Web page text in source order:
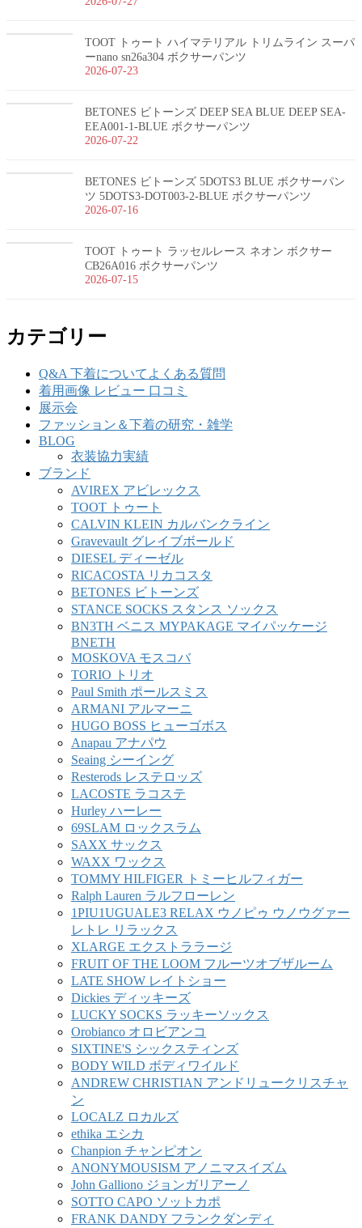
TOOT トゥート ハイマテリアル トリムライン スーパ
ーnano sn26a304 ボクサーパンツ
2026-07-23
BETONES ビトーンズ DEEP SEA BLUE DEEP SEA-
EEA001-1-BLUE ボクサーパンツ
2026-07-22
BETONES ビトーンズ 5DOTS3 BLUE ボクサーパン
ツ 5DOTS3-DOT003-2-BLUE ボクサーパンツ
2026-07-16
TOOT トゥート ラッセルレース ネオン ボクサー
CB26A016 ボクサーパンツ
2026-07-15
カテゴリー
Q&A 下着についてよくある質問
着用画像 レビュー 口コミ
展示会
ファッション＆下着の研究・雑学
BLOG
衣装協力実績
ブランド
AVIREX アビレックス
TOOT トゥート
CALVIN KLEIN カルバンクライン
Gravevault グレイブボールド
DIESEL ディーゼル
RICACOSTA リカコスタ
BETONES ビトーンズ
STANCE SOCKS スタンス ソックス
BN3TH ベニス MYPAKAGE マイパッケージ
BNETH
MOSKOVA モスコバ
TORIO トリオ
Paul Smith ポールスミス
ARMANI アルマーニ
HUGO BOSS ヒューゴボス
Anapau アナパウ
Seaing シーイング
Resterods レステロッズ
LACOSTE ラコステ
Hurley ハーレー
69SLAM ロックスラム
SAXX サックス
WAXX ワックス
TOMMY HILFIGER トミーヒルフィガー
Ralph Lauren ラルフローレン
1PIU1UGUALE3 RELAX ウノピゥ ウノウグァー
レトレ リラックス
XLARGE エクストララージ
FRUIT OF THE LOOM フルーツオブザルーム
LATE SHOW レイトショー
Dickies ディッキーズ
LUCKY SOCKS ラッキーソックス
Orobianco オロビアンコ
SIXTINE'S シックスティンズ
BODY WILD ボディワイルド
ANDREW CHRISTIAN アンドリュークリスチャ
ン
LOCALZ ロカルズ
ethika エシカ
Chanpion チャンピオン
ANONYMOUSISM アノニマスイズム
John Galliono ジョンガリアーノ
SOTTO CAPO ソットカポ
FRANK DANDY フランクダンディ